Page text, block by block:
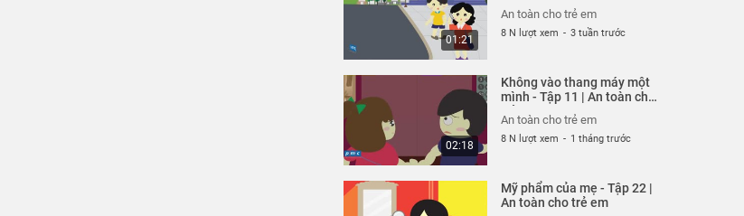
02:48
02:51
em
An toàn cho trẻ em
An toàn cho trẻ em
01:21
An toàn cho trẻ em
8 N lượt xem - 3 tuần trước
02:18
Không vào thang máy một
mình - Tập 11 | An toàn cho
An toàn cho trẻ em
8 N lượt xem - 1 tháng trước
Mỹ phẩm của mẹ - Tập 22 |
An toàn cho trẻ em